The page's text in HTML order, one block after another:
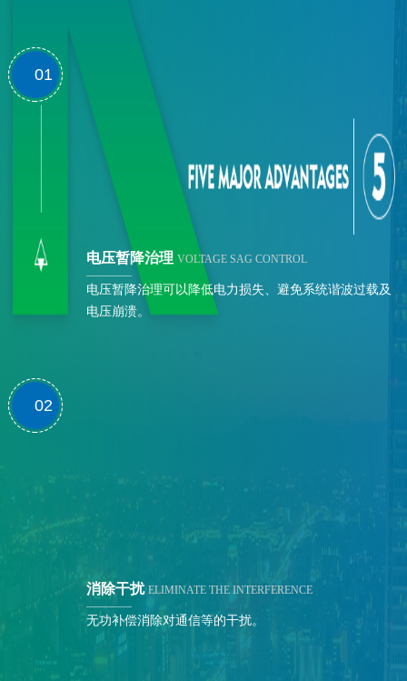
01
02
电压暂降治理 VOLTAGE SAG CONTROL
电压暂降治理可以降低电力损失、避免系统谐波过载及
电压崩溃。
消除干扰 ELIMINATE THE INTERFERENCE
无功补偿消除对通信等的干扰。